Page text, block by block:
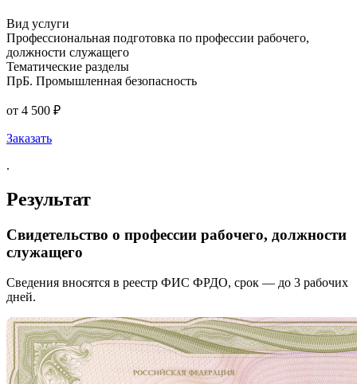
Вид услуги
Профессиональная подготовка по профессии рабочего,
должности служащего
Тематические разделы
ПрБ. Промышленная безопасность
от 4 500 ₽
Заказать
.
Результат
Свидетельство о профессии рабочего, должности
служащего
Сведения вносятся в реестр ФИС ФРДО, срок — до 3 рабочих
дней.